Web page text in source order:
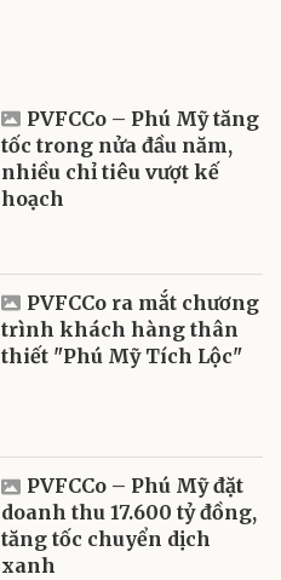
PVFCCo – Phú Mỹ tăng
tốc trong nửa đầu năm,
nhiều chỉ tiêu vượt kế
hoạch
PVFCCo ra mắt chương
trình khách hàng thân
thiết "Phú Mỹ Tích Lộc"
PVFCCo – Phú Mỹ đặt
doanh thu 17.600 tỷ đồng,
tăng tốc chuyển dịch
xanh